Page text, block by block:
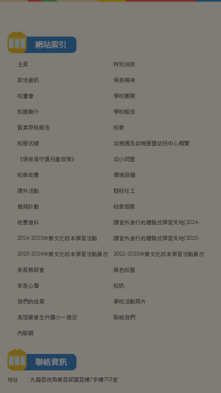
網站索引
主頁
特別消息
其他資訊
保良精神
校董會
學校團隊
校園簡介
學校報告
質素評核報告
校歌
校服式樣
幼稚園及幼稚園暨幼兒中心概覽
《保良局守護兒童政策》
幼小同盟
校車收費
環境設備
課外活動
駐校社工
傲翔計劃
校車服務
收費資料
課室外進行的體驗式學習天地(2024-
2024-2025中華文化校本學習活動
課室外進行的體驗式學習天地(2023-
2023-2024中華文化校本學習活動展示
2022-2023中華文化校本學習活動展示
家長教師會
綠色校園
家長心聲
校訊
我們的成果
學校活動照片
高班畢業生升讀小一情況
聯絡我們
內聯網
聯絡資訊
地址 : 九龍荔枝角華荔邨賞荔樓7字樓703室